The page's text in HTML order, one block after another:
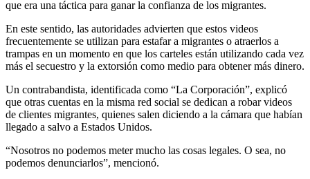
que era una táctica para ganar la confianza de los migrantes.
En este sentido, las autoridades advierten que estos videos
frecuentemente se utilizan para estafar a migrantes o atraerlos a
trampas en un momento en que los carteles están utilizando cada vez
más el secuestro y la extorsión como medio para obtener más dinero.
Un contrabandista, identificada como “La Corporación”, explicó
que otras cuentas en la misma red social se dedican a robar videos
de clientes migrantes, quienes salen diciendo a la cámara que habían
llegado a salvo a Estados Unidos.
“Nosotros no podemos meter mucho las cosas legales. O sea, no
podemos denunciarlos”, mencionó.